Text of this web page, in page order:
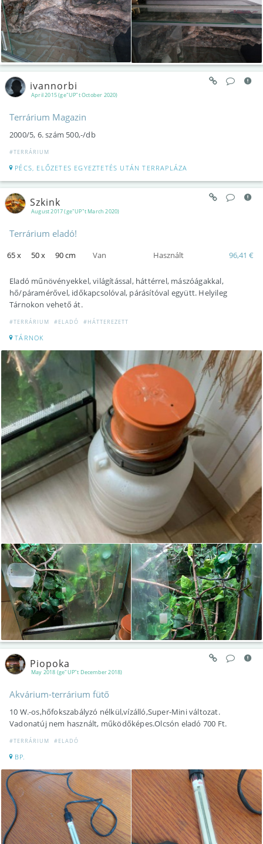
April 2015 (ge"UP"t October 2020)
ivannorbi
Terrárium Magazin
2000/5, 6. szám 500,-/db
#TERRÁRIUM
PÉCS, ELŐZETES EGYEZTETÉS UTÁN TERRAPLÁZA
August 2017 (ge"UP"t March 2020)
Szkink
Terrárium eladó!
65 x 50 x 90 cm Van Használt 96,41 €
Eladó műnövényekkel, világítással, háttérrel, mászóágakkal,
hő/páramérővel, időkapcsolóval, párásítóval együtt. Helyileg
Tárnokon vehető át.
#TERRÁRIUM #ELADÓ #HÁTTEREZETT
TÁRNOK
May 2018 (ge"UP"t December 2018)
Piopoka
Akvárium-terrárium fütő
10 W.-os,hőfokszabályzó nélkül,vízálló,Super-Mini változat.
Vadonatúj nem használt, működőképes.Olcsón eladó 700 Ft.
#TERRÁRIUM #ELADÓ
BP.